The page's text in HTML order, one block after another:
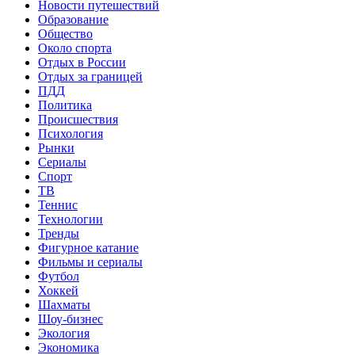
Новости путешествий
Образование
Общество
Около спорта
Отдых в России
Отдых за границей
ПДД
Политика
Происшествия
Психология
Рынки
Сериалы
Спорт
ТВ
Теннис
Технологии
Тренды
Фигурное катание
Фильмы и сериалы
Футбол
Хоккей
Шахматы
Шоу-бизнес
Экология
Экономика